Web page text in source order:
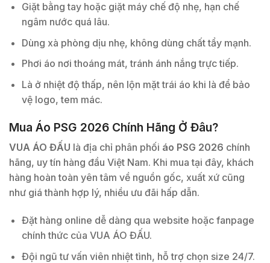
Giặt bằng tay hoặc giặt máy chế độ nhẹ, hạn chế
ngâm nước quá lâu.
Dùng xà phòng dịu nhẹ, không dùng chất tẩy mạnh.
Phơi áo nơi thoáng mát, tránh ánh nắng trực tiếp.
Là ở nhiệt độ thấp, nên lộn mặt trái áo khi là để bảo
vệ logo, tem mác.
Mua Áo PSG 2026 Chính Hãng Ở Đâu?
VUA ÁO ĐẤU là địa chỉ phân phối áo PSG 2026 chính
hãng, uy tín hàng đầu Việt Nam. Khi mua tại đây, khách
hàng hoàn toàn yên tâm về nguồn gốc, xuất xứ cũng
như giá thành hợp lý, nhiều ưu đãi hấp dẫn.
Đặt hàng online dễ dàng qua website hoặc fanpage
chính thức của VUA ÁO ĐẤU.
Đội ngũ tư vấn viên nhiệt tình, hỗ trợ chọn size 24/7.